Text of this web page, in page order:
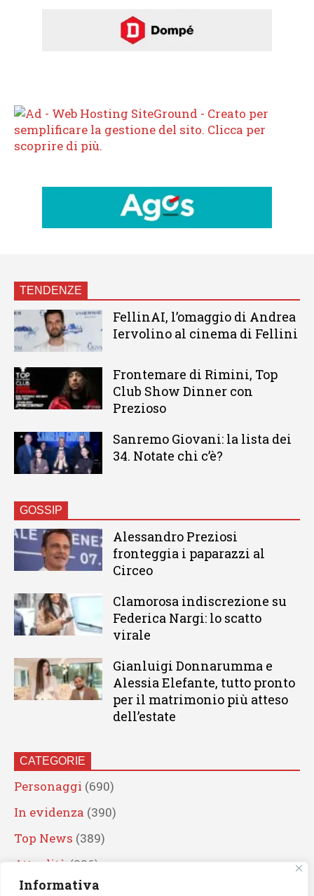
Informativa
TENDENZE
FellinAI, l’omaggio di Andrea
Iervolino al cinema di Fellini
Frontemare di Rimini, Top
Club Show Dinner con
Prezioso
Sanremo Giovani: la lista dei
34. Notate chi c’è?
GOSSIP
Alessandro Preziosi
fronteggia i paparazzi al
Circeo
Clamorosa indiscrezione su
Federica Nargi: lo scatto
virale
Gianluigi Donnarumma e
Alessia Elefante, tutto pronto
per il matrimonio più atteso
dell’estate
CATEGORIE
Personaggi (690)
In evidenza (390)
Top News (389)
Attualità (336)
Eventi(330)